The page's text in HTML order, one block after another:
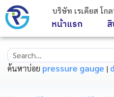
บริษัท เรเดียส โก
หน้าแรก
ค้นหาบ่อย pressure gauge |